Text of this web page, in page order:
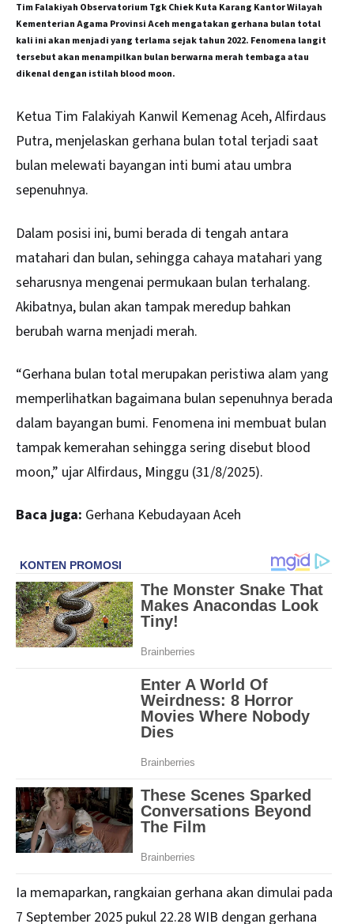
Tim Falakiyah Observatorium Tgk Chiek Kuta Karang Kantor Wilayah
Kementerian Agama Provinsi Aceh mengatakan gerhana bulan total
kali ini akan menjadi yang terlama sejak tahun 2022. Fenomena langit
tersebut akan menampilkan bulan berwarna merah tembaga atau
dikenal dengan istilah blood moon.
Ketua Tim Falakiyah Kanwil Kemenag Aceh, Alfirdaus
Putra, menjelaskan gerhana bulan total terjadi saat
bulan melewati bayangan inti bumi atau umbra
sepenuhnya.
Dalam posisi ini, bumi berada di tengah antara
matahari dan bulan, sehingga cahaya matahari yang
seharusnya mengenai permukaan bulan terhalang.
Akibatnya, bulan akan tampak meredup bahkan
berubah warna menjadi merah.
“Gerhana bulan total merupakan peristiwa alam yang
memperlihatkan bagaimana bulan sepenuhnya berada
dalam bayangan bumi. Fenomena ini membuat bulan
tampak kemerahan sehingga sering disebut blood
moon,” ujar Alfirdaus, Minggu (31/8/2025).
Baca juga: Gerhana Kebudayaan Aceh
Ia memaparkan, rangkaian gerhana akan dimulai pada
7 September 2025 pukul 22.28 WIB dengan gerhana